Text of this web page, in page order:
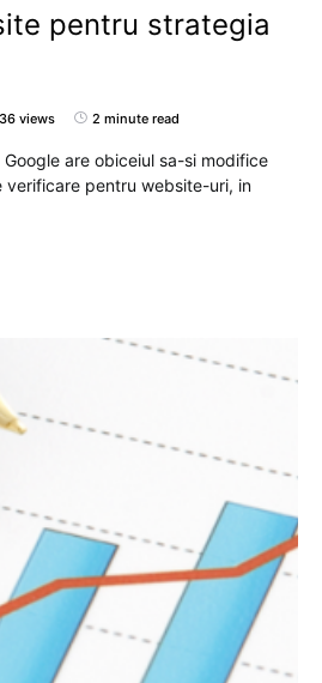
pentru strategia
views 2 minute read
are obiceiul sa-si modifice
verificare pentru website-uri, in